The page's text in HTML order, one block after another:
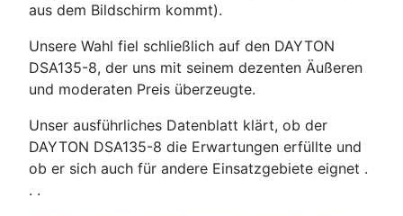
aus dem Bildschirm kommt).
Unsere Wahl fiel schließlich auf den DAYTON
DSA135-8, der uns mit seinem dezenten Äußeren
und moderaten Preis überzeugte.
Unser ausführliches Datenblatt klärt, ob der
DAYTON DSA135-8 die Erwartungen erfüllte und
ob er sich auch für andere Einsatzgebiete eignet .
. .